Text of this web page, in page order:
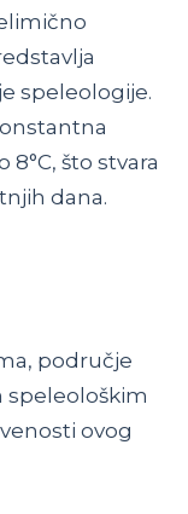
speleologije.
što stvara
dana.
područje
speleološkim
ovog